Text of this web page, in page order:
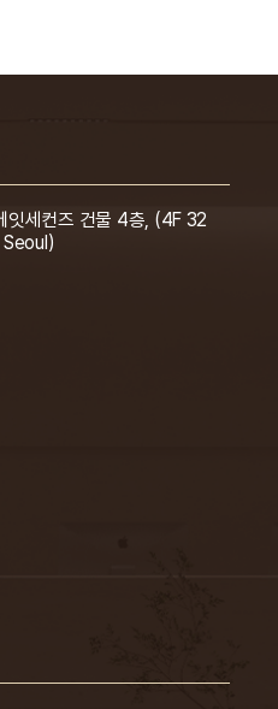
잇세컨즈 건물 4층, (4F 32